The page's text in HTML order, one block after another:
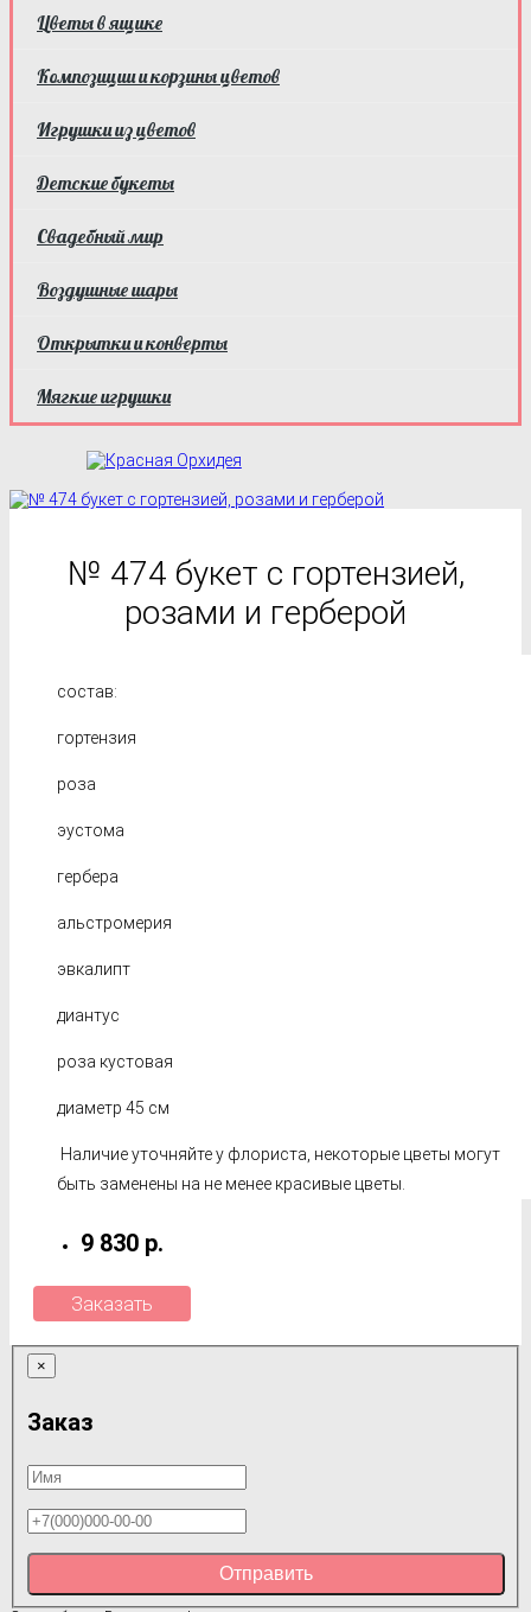
Цветы в ящике
Композиции и корзины цветов
Игрушки из цветов
Детские букеты
Свадебный мир
Воздушные шары
Открытки и конверты
Мягкие игрушки
№ 474 букет с гортензией,
розами и герберой
состав:
гортензия
роза
эустома
гербера
альстромерия
эвкалипт
диантус
роза кустовая
диаметр 45 см
Наличие уточняйте у флориста, некоторые цветы могут
быть заменены на не менее красивые цветы.
9 830 р.
Заказать
×
Заказ
Отправить